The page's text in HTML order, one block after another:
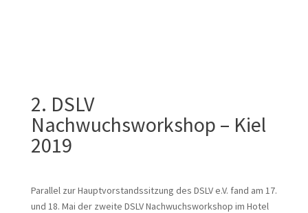
2. DSLV
Nachwuchsworkshop – Kiel
2019
Parallel zur Hauptvorstandssitzung des DSLV e.V. fand am 17.
und 18. Mai der zweite DSLV Nachwuchsworkshop im Hotel